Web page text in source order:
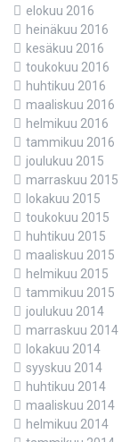
elokuu 2016
heinäkuu 2016
kesäkuu 2016
toukokuu 2016
huhtikuu 2016
maaliskuu 2016
helmikuu 2016
tammikuu 2016
joulukuu 2015
marraskuu 2015
lokakuu 2015
toukokuu 2015
huhtikuu 2015
maaliskuu 2015
helmikuu 2015
tammikuu 2015
joulukuu 2014
marraskuu 2014
lokakuu 2014
syyskuu 2014
huhtikuu 2014
maaliskuu 2014
helmikuu 2014